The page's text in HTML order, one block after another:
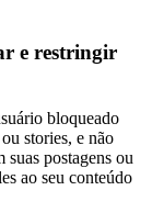
e restringir
bloqueado
stories, e não
suas postagens ou
ao seu conteúdo